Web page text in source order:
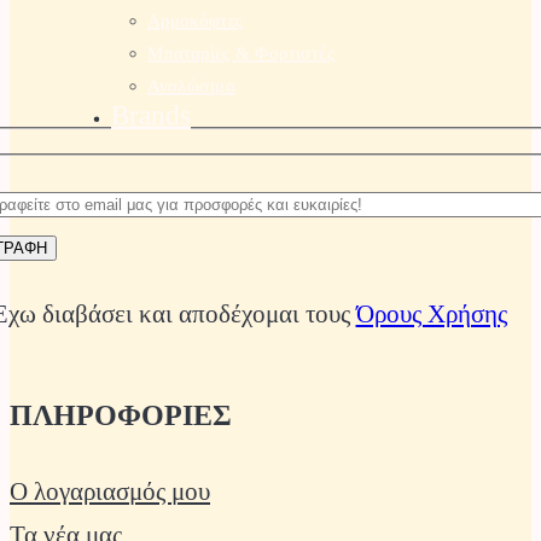
διαβάσει και αποδέχομαι τουςΌρους Χρήσης
ΠΛΗΡΟΦΟΡΙΕΣ
Ο λογαριασμός μου
Τα νέα μας
Αρμοκόφτες
Μπαταρίες & Φορτιστές
Αναλώσιμα
Brands